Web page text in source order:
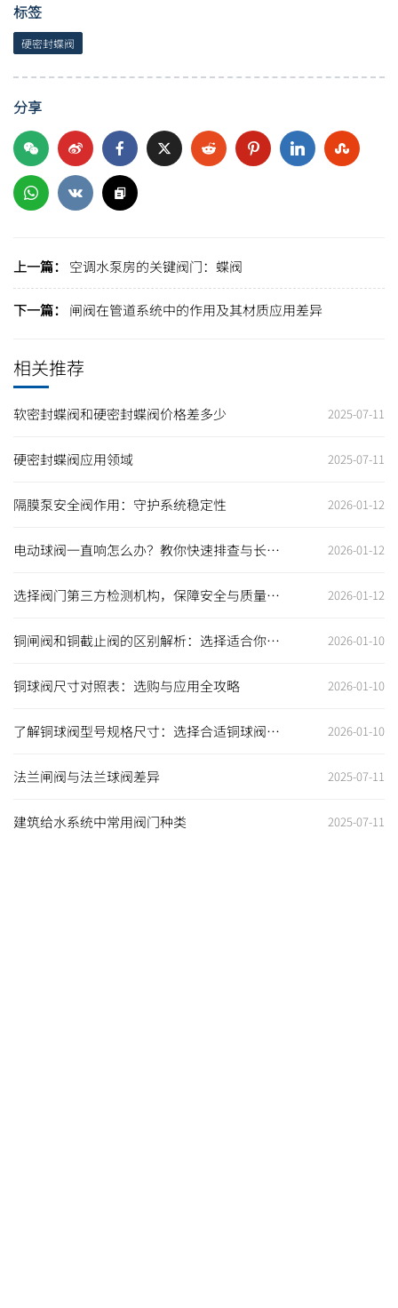
标签
硬密封蝶阀
分享
上一篇： 空调水泵房的关键阀门：蝶阀
下一篇： 闸阀在管道系统中的作用及其材质应用差异
相关推荐
软密封蝶阀和硬密封蝶阀价格差多少 2025-07-11
硬密封蝶阀应用领域 2025-07-11
隔膜泵安全阀作用：守护系统稳定性 2026-01-12
电动球阀一直响怎么办？教你快速排查与长期
2026-01-12
选择阀门第三方检测机构，保障安全与质量的
2026-01-12
铜闸阀和铜截止阀的区别解析：选择适合你的
2026-01-10
铜球阀尺寸对照表：选购与应用全攻略 2026-01-10
了解铜球阀型号规格尺寸：选择合适铜球阀，
2026-01-10
法兰闸阀与法兰球阀差异 2025-07-11
建筑给水系统中常用阀门种类 2025-07-11